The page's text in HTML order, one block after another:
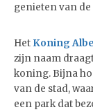
genieten van
Het Koning
zijn naam
koning. Bijna
van de stad,
een park dat